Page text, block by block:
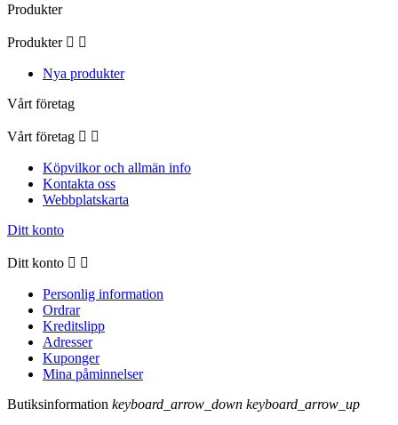
Produkter
Produkter  
Nya produkter
Vårt företag
Vårt företag  
Köpvilkor och allmän info
Kontakta oss
Webbplatskarta
Ditt konto
Ditt konto  
Personlig information
Ordrar
Kreditslipp
Adresser
Kuponger
Mina påminnelser
Butiksinformation keyboard_arrow_down keyboard_arrow_up